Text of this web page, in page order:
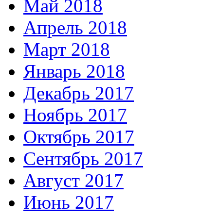
Май 2018
Апрель 2018
Март 2018
Январь 2018
Декабрь 2017
Ноябрь 2017
Октябрь 2017
Сентябрь 2017
Август 2017
Июнь 2017